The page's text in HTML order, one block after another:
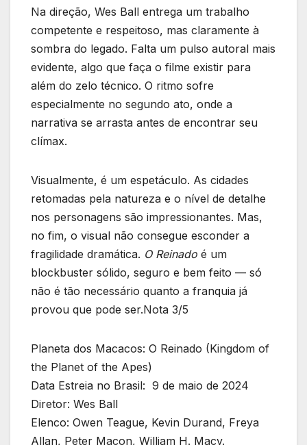
Na direção, Wes Ball entrega um trabalho
competente e respeitoso, mas claramente à
sombra do legado. Falta um pulso autoral mais
evidente, algo que faça o filme existir para
além do zelo técnico. O ritmo sofre
especialmente no segundo ato, onde a
narrativa se arrasta antes de encontrar seu
clímax.
Visualmente, é um espetáculo. As cidades
retomadas pela natureza e o nível de detalhe
nos personagens são impressionantes. Mas,
no fim, o visual não consegue esconder a
fragilidade dramática. O Reinado é um
blockbuster sólido, seguro e bem feito — só
não é tão necessário quanto a franquia já
provou que pode ser.Nota 3/5
Planeta dos Macacos: O Reinado (Kingdom of
the Planet of the Apes)
Data Estreia no Brasil: 9 de maio de 2024
Diretor: Wes Ball
Elenco: Owen Teague, Kevin Durand, Freya
Allan, Peter Macon, William H. Macy.